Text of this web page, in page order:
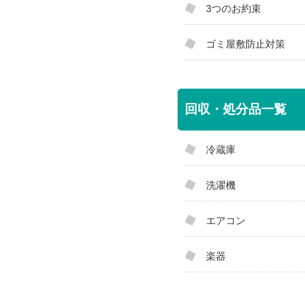
3つのお約束
ゴミ屋敷防止対策
回収・処分品一覧
冷蔵庫
洗濯機
エアコン
楽器